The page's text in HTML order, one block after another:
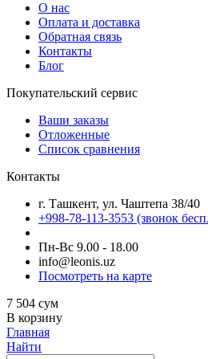
О нас
Оплата и доставка
Обратная связь
Контакты
Блог
Покупательский сервис
Ваши заказы
Отложенные
Список сравнения
Контакты
г. Ташкент, ул. Чаштепа 38/40
+998-78-113-3553 (звонок
Пн-Вс 9.00 - 18.00
info@leonis.uz
Посмотреть на карте
7 504 сум
В корзину
Главная
Найти